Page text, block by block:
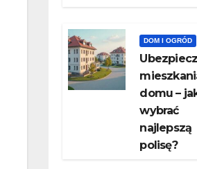
DOM I OGRÓD
domu –
wybrać
najlepszą
polisę?